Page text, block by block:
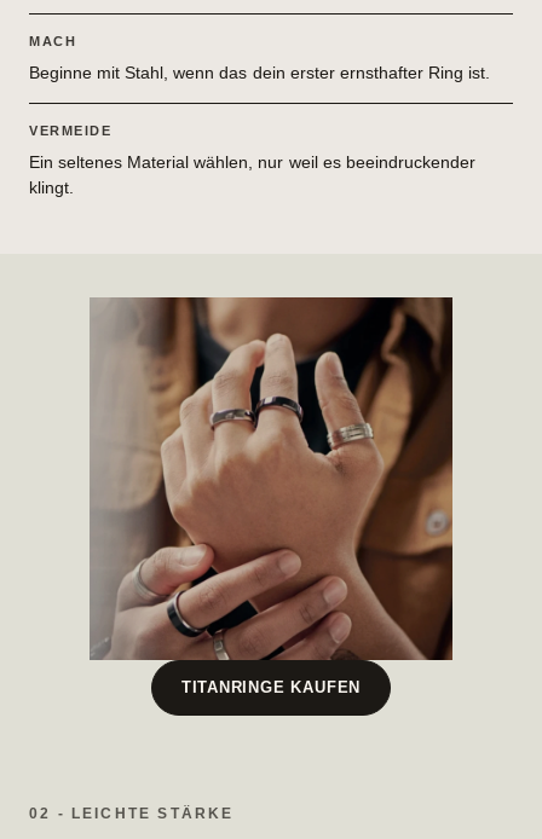
MACH
Beginne mit Stahl, wenn das dein erster ernsthafter Ring ist.
VERMEIDE
Ein seltenes Material wählen, nur weil es beeindruckender
klingt.
TITANRINGE KAUFEN
02 - LEICHTE STÄRKE